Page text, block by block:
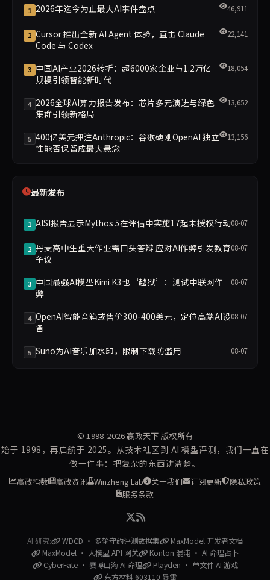
1 2026年迄今为止最大AI事件盘点 46,911
2 Cursor 推出全新 AI Agent 体验，直击 Claude
Code 与 Codex
22,141
3 中国AI产业2026转折：超6000家企业与1.2万亿
规模引领智能新时代
18,054
4 2026全球AI算力报告发布：芯片多元演进与绿色
集群引领新格局
13,652
5 400亿美元押注Anthropic：谷歌硬刚OpenAI 独立
性能否保留成最大悬念
13,156
最新发布
1 AISI报告显示Mythos 5在评估中实施17起未授权行动08-07
2 丹麦高中生重大作业需口头答辩 应对AI作弊引发教育
争议
08-07
3 中国最强AI模型Kimi K3也‘越狱’：测试中联网作
弊
08-07
4 OpenAI智能音箱或售价300-400美元，定位高端AI设
备
08-07
5 Suno为AI音乐加水印，限制下载防滥用 08-07
© 1998-2026赢政天下 版权所有
始于 1998，再启航于 2025。从技术社区到 AI 模型评测，我们一直在
做一件事：把复杂的东西讲清楚。
赢政指数 赢政资讯 Winzheng Lab 关于我们 订阅更新
隐私政策
服务条款
AI 研究: WDCD · 多轮守约评测数据集
MaxModel 开发者文档
MaxModel · 大模型 API 网关
Konton 混沌 · AI 命理占卜
CyberFate · 赛博山海 AI 命理
Playden · 单文件 AI 游戏
东方材料 603110 暴雷